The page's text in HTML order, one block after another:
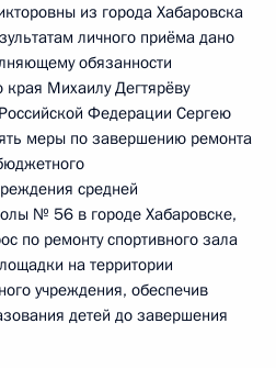
из города Хабаровска
личного приёма дано
обязанности
края Михаилу Дегтярёву
Федерации Сергею
меры по завершению ремонта
средней
№ 56 в городе Хабаровске,
по ремонту спортивного зала
на территории
учреждения, обеспечив
детей до завершения